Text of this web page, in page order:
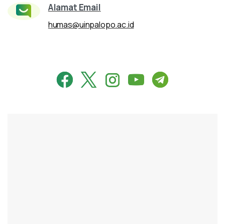
Alamat Email
humas@uinpalopo.ac.id